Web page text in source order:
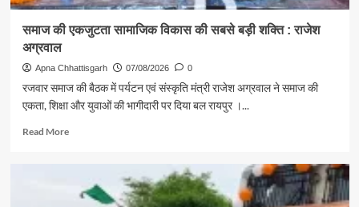
समाज की एकजुटता सामाजिक विकास की सबसे बड़ी शक्ति : राजेश
अग्रवाल
Apna Chhattisgarh 07/08/2026 0
रजवार समाज की बैठक में पर्यटन एवं संस्कृति मंत्री राजेश अग्रवाल ने समाज की
एकता, शिक्षा और युवाओं की भागीदारी पर दिया बल रायपुर ।...
Read MoreRead